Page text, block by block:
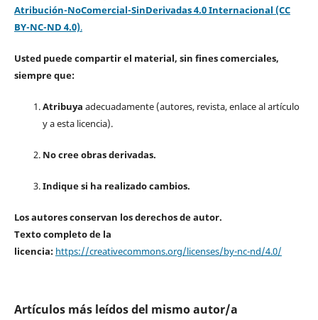
Atribución-NoComercial-SinDerivadas 4.0 Internacional (CC
BY-NC-ND 4.0).
Usted puede compartir el material, sin fines comerciales,
siempre que:
Atribuya adecuadamente (autores, revista, enlace al artículo
y a esta licencia).
No cree obras derivadas.
Indique si ha realizado cambios.
Los autores conservan los derechos de autor.
Texto completo de la
licencia: https://creativecommons.org/licenses/by-nc-nd/4.0/
Artículos más leídos del mismo autor/a